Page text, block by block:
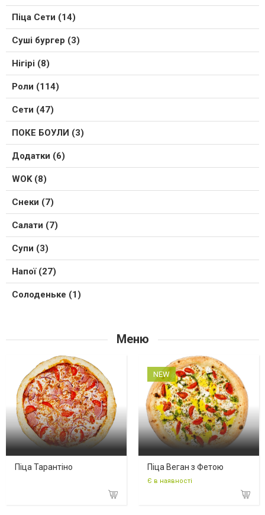
Піца Сети (14)
Суші бургер (3)
Нігірі (8)
Роли (114)
Сети (47)
ПОКЕ БОУЛИ (3)
Додатки (6)
WOK (8)
Снеки (7)
Салати (7)
Супи (3)
Напої (27)
Солоденьке (1)
Меню
Піца Тарантіно
NEW
Піца Веган з Фетою
Є в наявності